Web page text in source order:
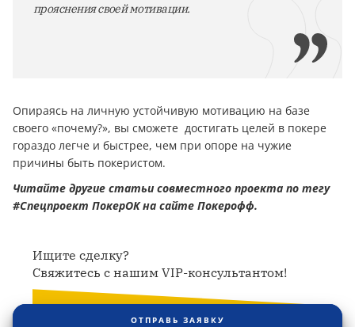
прояснения своей мотивации.
Опираясь на личную устойчивую мотивацию на базе
своего «почему?», вы сможете достигать целей в покере
гораздо легче и быстрее, чем при опоре на чужие
причины быть покеристом.
Читайте другие статьи совместного проекта по тегу
#Спецпроект ПокерОК на сайте Покерофф.
Ищите сделку?
Свяжитесь с нашим VIP-консультантом!
ОТПРАВЬ ЗАЯВКУ